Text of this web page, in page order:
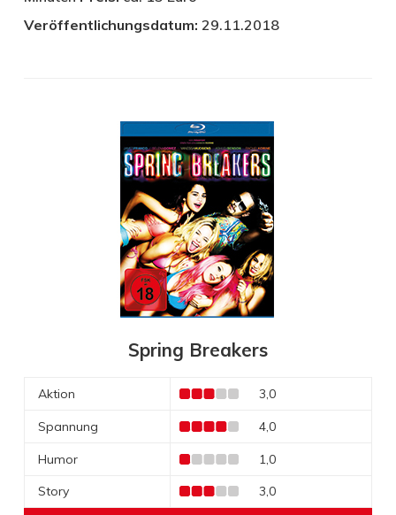
Veröffentlichungsdatum: 29.11.2018
Spring Breakers
Aktion 3,0
Spannung 4,0
Humor
1,0
Story
3,0